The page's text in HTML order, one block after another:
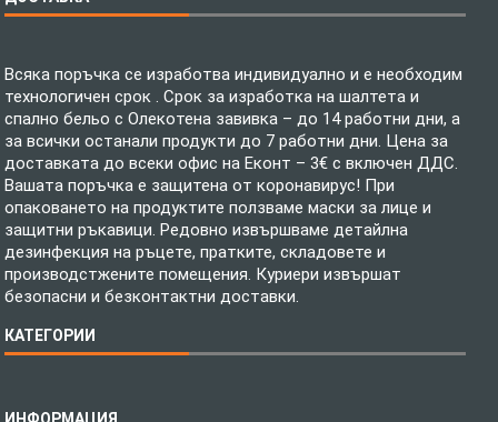
Всяка поръчка се изработва индивидуално и е необходим
технологичен срок . Срок за изработка на шалтета и
спално бельо с Олекотена завивка – до 14 работни дни, а
за всички останали продукти до 7 работни дни. Цена за
доставката до всеки офис на Еконт – 3€ с включен ДДС.
Вашата поръчка е защитена от коронавирус! При
опаковането на продуктите ползваме маски за лице и
защитни ръкавици. Редовно извършваме детайлна
дезинфекция на ръцете, пратките, складовете и
производстжените помещения. Куриери извършат
безопасни и безконтактни доставки.
КАТЕГОРИИ